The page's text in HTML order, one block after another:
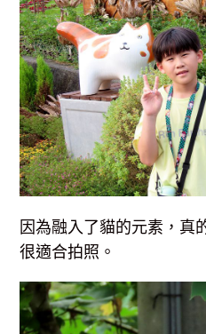
因為融入了貓的元素，真
很適合拍照。